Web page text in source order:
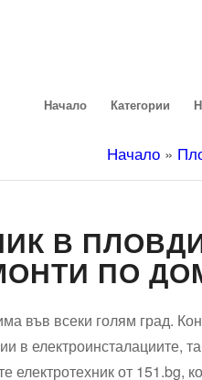
Начало Категории
Начало»
В
ПО
във всеки голям град.
в електроинсталациите,
електротехник от 151.bg,